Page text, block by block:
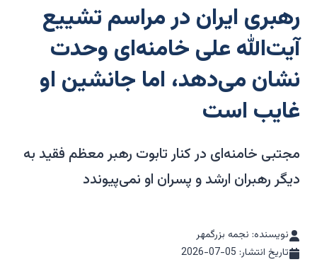
رهبری ایران در مراسم تشییع
آیت‌الله علی خامنه‌ای وحدت
نشان می‌دهد، اما جانشین او
غایب است
مجتبی خامنه‌ای در کنار تابوت رهبر معظم فقید به
دیگر رهبران ارشد و پسران او نمی‌پیوندد
نویسنده: نجمه بزرگمهر
تاریخ انتشار: 2026-07-05